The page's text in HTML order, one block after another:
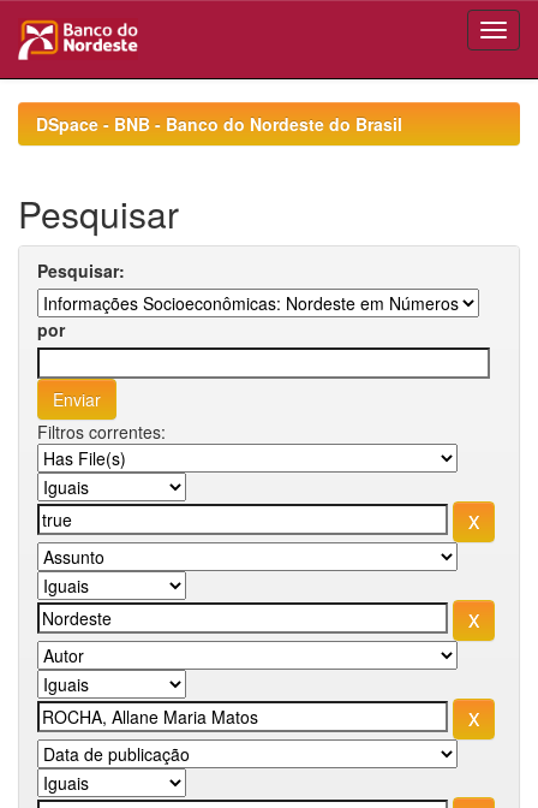
navigationDSpace - BNB - Banco do Nordeste do Brasil
Pesquisar
Pesquisar:
por
Filtros correntes: